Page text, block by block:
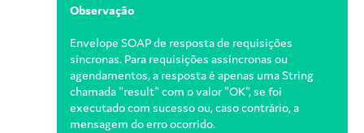
Observação
Envelope SOAP de resposta de requisições
síncronas. Para requisições assíncronas ou
agendamentos, a resposta é apenas uma String
chamada "result" com o valor "OK", se foi
executado com sucesso ou, caso contrário, a
mensagem do erro ocorrido.